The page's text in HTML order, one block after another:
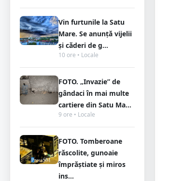
Vin furtunile la Satu
Mare. Se anunță vijelii
și căderi de g...
10 ore • Locale
FOTO. „Invazie” de
gândaci în mai multe
cartiere din Satu Ma...
9 ore • Locale
FOTO. Tomberoane
răscolite, gunoaie
împrăștiate și miros
ins...